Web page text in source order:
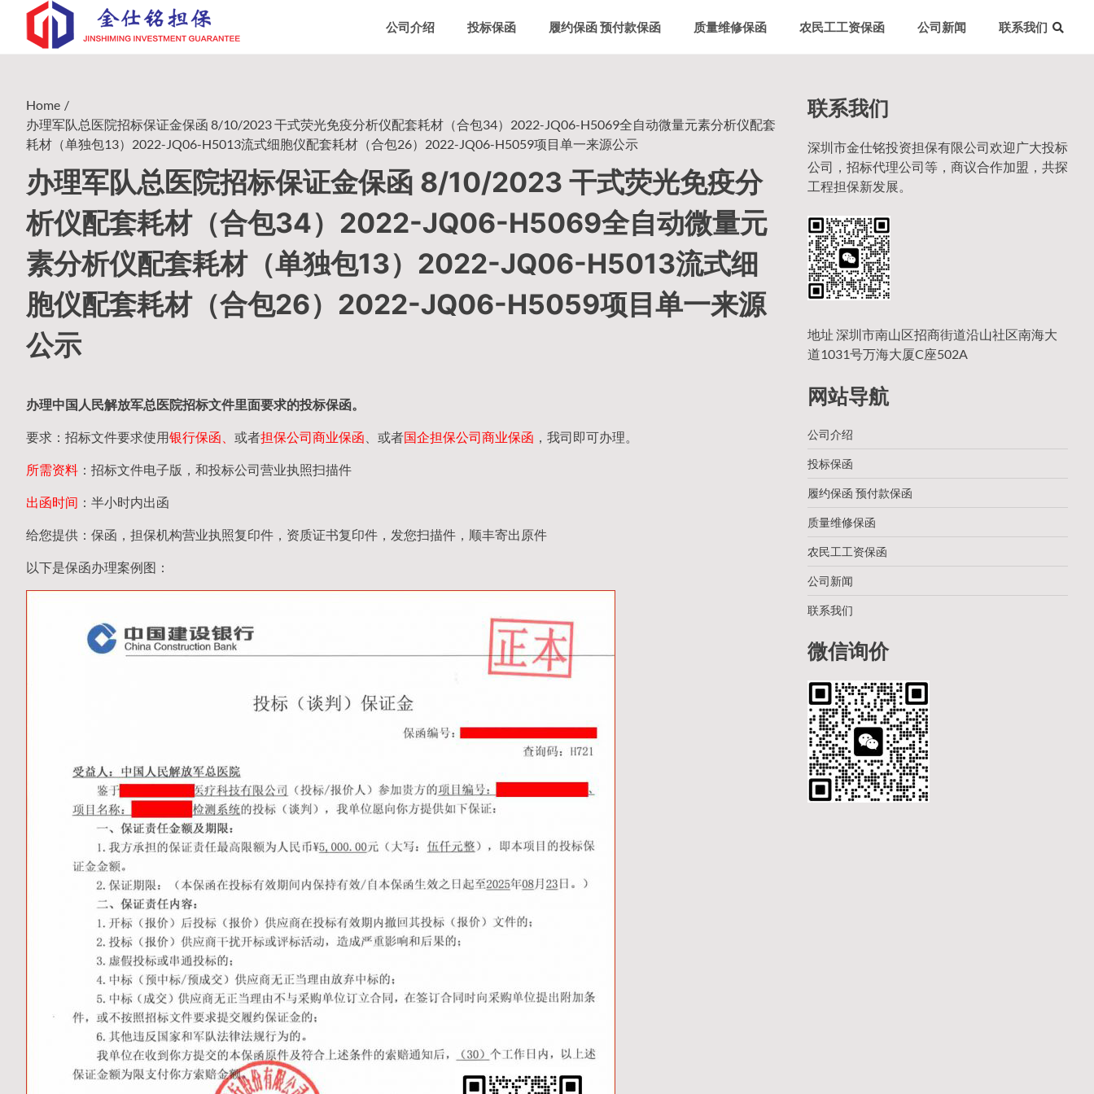
content
公司介绍 投标保函 履约保函 预付款保函 质量维修保函 农民工工资保函 公司新闻 联系我们
Home
办理军队总医院招标保证金保函 8/10/2023 干式荧光免疫分析仪配套耗材（合包34）2022-JQ06-H5069全自动微量元素分析仪配套
耗材（单独包13）2022-JQ06-H5013流式细胞仪配套耗材（合包26）2022-JQ06-H5059项目单一来源公示
办理军队总医院招标保证金保函 8/10/2023 干式荧光免疫分
析仪配套耗材（合包34）2022-JQ06-H5069全自动微量元
素分析仪配套耗材（单独包13）2022-JQ06-H5013流式细
胞仪配套耗材（合包26）2022-JQ06-H5059项目单一来源
公示
办理中国人民解放军总医院招标文件里面要求的投标保函。
要求：招标文件要求使用银行保函、 或者担保公司商业保函 、或者国企担保公司商业保函 ，我司即可办理。
所需资料 ：招标文件电子版，和投标公司营业执照扫描件
出函时间 ：半小时内出函
给您提供：保函，担保机构营业执照复印件，资质证书复印件，发您扫描件，顺丰寄出原件
以下是保函办理案例图：
联系我们
深圳市金仕铭投资担保有限公司欢迎广大投标
公司，招标代理公司等，商议合作加盟，共探
工程担保新发展。
地址 深圳市南山区招商街道沿山社区南海大
道1031号万海大厦C座502A
网站导航
公司介绍
投标保函
履约保函 预付款保函
质量维修保函
农民工工资保函
公司新闻
联系我们
微信询价